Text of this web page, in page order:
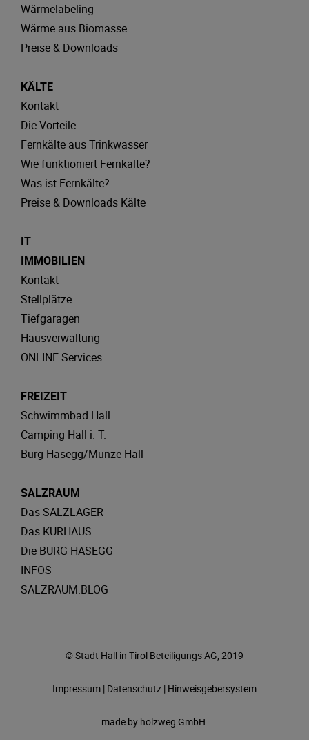
Wärmelabeling
Wärme aus Biomasse
Preise & Downloads
KÄLTE
Kontakt
Die Vorteile
Fernkälte aus Trinkwasser
Wie funktioniert Fernkälte?
Was ist Fernkälte?
Preise & Downloads Kälte
IT
IMMOBILIEN
Kontakt
Stellplätze
Tiefgaragen
Hausverwaltung
ONLINE Services
FREIZEIT
Schwimmbad Hall
Camping Hall i. T.
Burg Hasegg/Münze Hall
SALZRAUM
Das SALZLAGER
Das KURHAUS
Die BURG HASEGG
INFOS
SALZRAUM.BLOG
© Stadt Hall in Tirol Beteiligungs AG, 2019
Impressum | Datenschutz | Hinweisgebersystem
made by holzweg GmbH.